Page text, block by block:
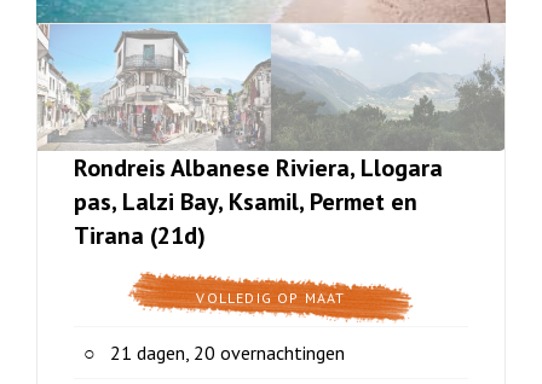
Rondreis Albanese Riviera, Llogara
pas, Lalzi Bay, Ksamil, Permet en
Tirana (21d)
VOLLEDIG OP MAAT
21 dagen, 20 overnachtingen